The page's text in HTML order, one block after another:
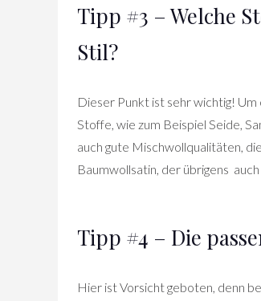
Tipp #3 – Welche
Stil?
Dieser Punkt ist sehr wichtig! Um
Stoffe, wie zum Beispiel Seide,
auch gute Mischwollqualitäten,
Baumwollsatin, der übrigens
Tipp #4 – Die
Hier ist Vorsicht geboten, denn